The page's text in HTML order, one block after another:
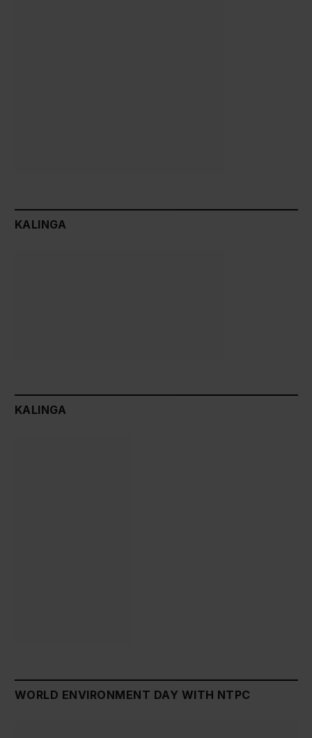
KALINGA
KALINGA
WORLD ENVIRONMENT DAY WITH NTPC